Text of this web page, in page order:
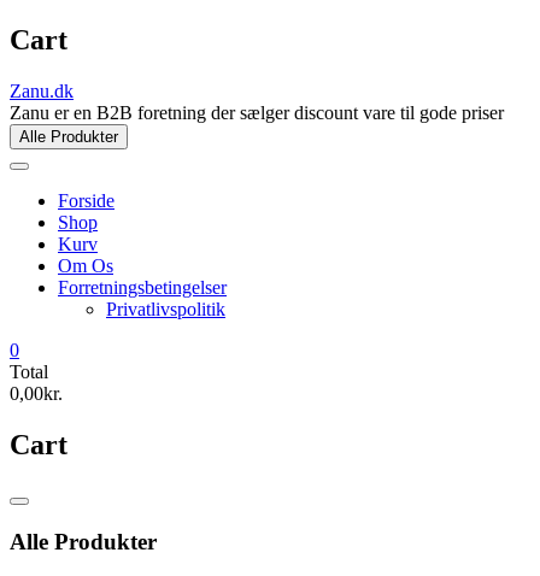
Cart
Zanu.dk
Zanu er en B2B foretning der sælger discount vare til gode priser
Alle Produkter
Forside
Shop
Kurv
Om Os
Forretningsbetingelser
Privatlivspolitik
0
Total
0,00kr.
Cart
Catalog
Alle Produkter